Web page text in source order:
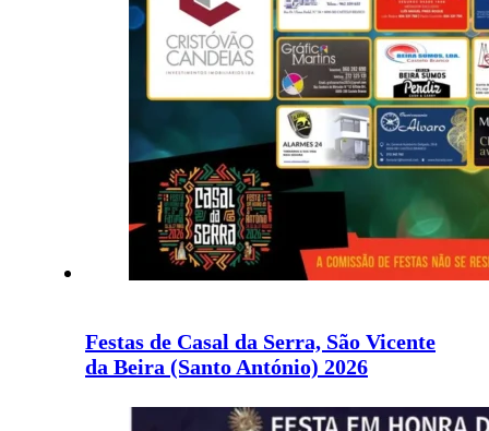
Festas de Casal da Serra, São Vicente
da Beira (Santo António) 2026